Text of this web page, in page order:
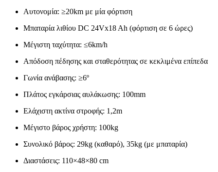
Αυτονομία: ≥20km με μία φόρτιση
Μπαταρία λιθίου DC 24Vx18 Ah (φόρτιση σε 6 ώρες)
Μέγιστη ταχύτητα: ≤6km/h
Απόδοση πέδησης και σταθερότητας σε κεκλιμένα επίπεδα
Γωνία ανάβασης: ≥6º
Πλάτος εγκάρσιας αυλάκωσης: 100mm
Ελάχιστη ακτίνα στροφής: 1,2m
Μέγιστο βάρος χρήστη: 100kg
Συνολικό βάρος: 29kg (καθαρό), 35kg (με μπαταρία)
Διαστάσεις: 110×48×80 cm